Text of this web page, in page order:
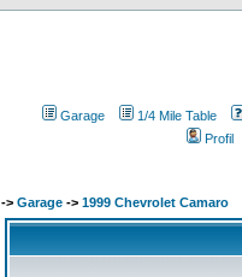
Garage
1/4 Mile Table
Profil
-> Garage -> 1999 Chevrolet Camaro